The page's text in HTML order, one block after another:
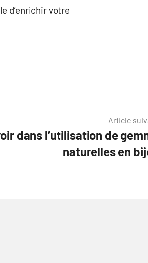
d’enrichir votre
Article
dans l’utilisation de
naturelles en